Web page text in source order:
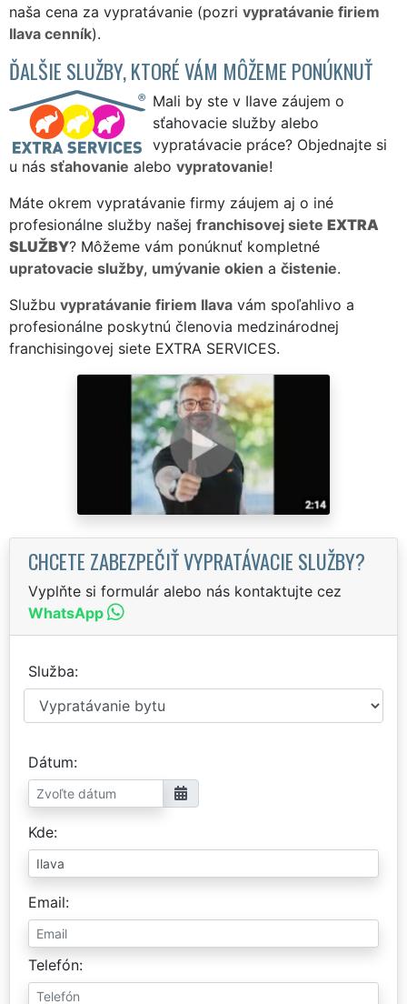
naša cena za vypratávanie (pozri vypratávanie firiem
Ilava cenník).
ĎALŠIE SLUŽBY, KTORÉ VÁM MÔŽEME PONÚKNUŤ
Mali by ste v Ilave záujem o
sťahovacie služby alebo
vypratávacie práce? Objednajte si
u nás sťahovanie alebo vypratovanie!
Máte okrem vypratávanie firmy záujem aj o iné
profesionálne služby našej franchisovej siete EXTRA
SLUŽBY? Môžeme vám ponúknuť kompletné
upratovacie služby, umývanie okien a čistenie.
Službu vypratávanie firiem Ilava vám spoľahlivo a
profesionálne poskytnú členovia medzinárodnej
franchisingovej siete EXTRA SERVICES.
CHCETE ZABEZPEČIŤ VYPRATÁVACIE SLUŽBY?
Vyplňte si formulár alebo nás kontaktujte cez
WhatsApp
Služba
Dátum
Kde
Email
Telefón